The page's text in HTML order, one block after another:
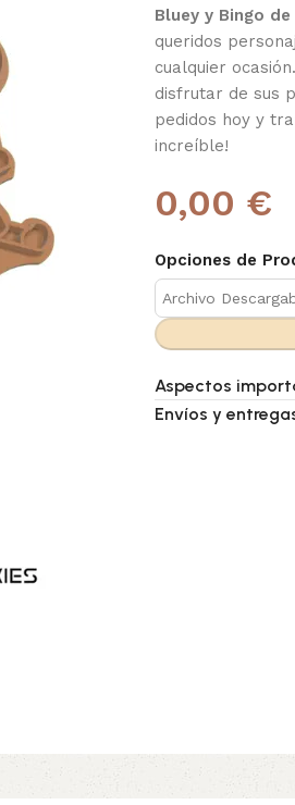
Bluey y Bingo
queridos
cualquier
disfrutar de sus
pedidos hoy y
increíble!
0,00 €
Opciones de
Aspectos
Envíos y